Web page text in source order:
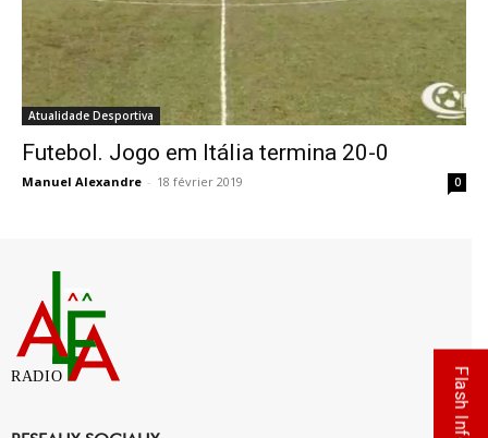
Atualidade Desportiva
Futebol. Jogo em Itália termina 20-0
Manuel Alexandre - 18 février 2019 0
RADIO Flash Info